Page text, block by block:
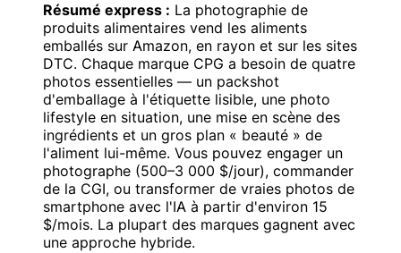
Résumé express : La photographie de
produits alimentaires vend les aliments
emballés sur Amazon, en rayon et sur les sites
DTC. Chaque marque CPG a besoin de quatre
photos essentielles — un packshot
d'emballage à l'étiquette lisible, une photo
lifestyle en situation, une mise en scène des
ingrédients et un gros plan « beauté » de
l'aliment lui-même. Vous pouvez engager un
photographe (500–3 000 $/jour), commander
de la CGI, ou transformer de vraies photos de
smartphone avec l'IA à partir d'environ 15
$/mois. La plupart des marques gagnent avec
une approche hybride.